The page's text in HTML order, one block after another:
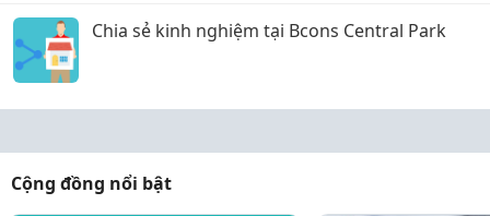
Chia sẻ kinh nghiệm tại Bcons Central Park
Cộng đồng nổi bật